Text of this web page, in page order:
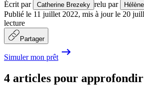
Écrit par Catherine Brezeky relu par
Publié le 11 juillet 2022, mis à jour le 20
lecture
Partager
Simuler mon prêt
4 articles pour approfondir